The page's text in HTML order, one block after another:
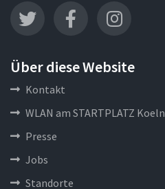
Über diese Website
Kontakt
WLAN am STARTPLATZ Koeln
Presse
Jobs
Standorte